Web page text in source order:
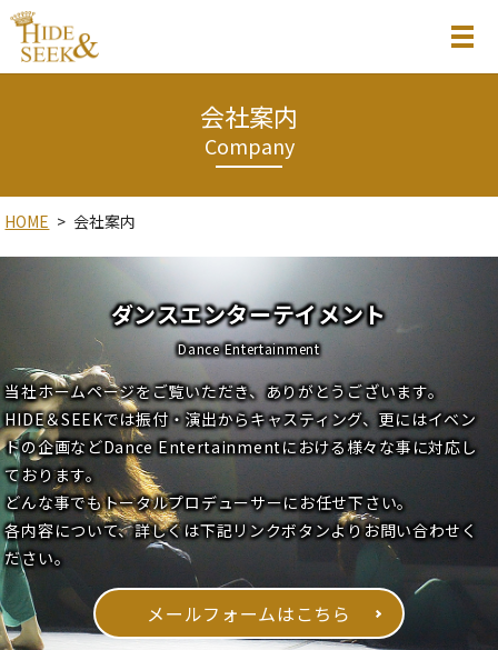
会社案内
Company
HOME 会社案内
ダンスエンターテイメント
Dance Entertainment
当社ホームページをご覧いただき、ありがとうございます。
HIDE＆SEEKでは振付・演出からキャスティング、更にはイベン
トの企画などDance Entertainmentにおける様々な事に対応し
ております。
どんな事でもトータルプロデューサーにお任せ下さい。
各内容について、詳しくは下記リンクボタンよりお問い合わせく
ださい。
メールフォームはこちら